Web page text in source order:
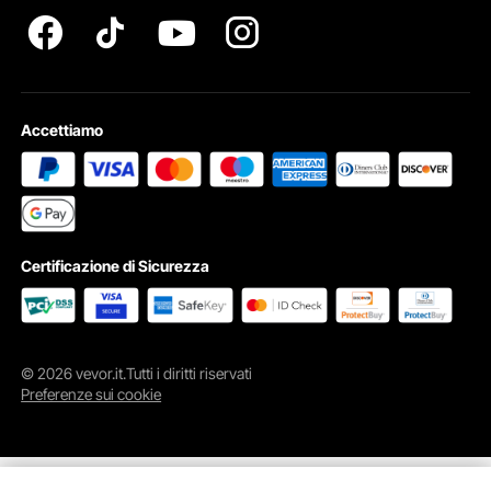
Lama Precisa
Dotato di tre lame standard con un diametro di 2 mm, compatibile Roland.
Anche strutturato con un supporto di lame chiuso, non facile da scivolare.
Accettiamo
Certificazione di Sicurezza
© 2026 vevor.it.Tutti i diritti riservati
Preferenze sui cookie